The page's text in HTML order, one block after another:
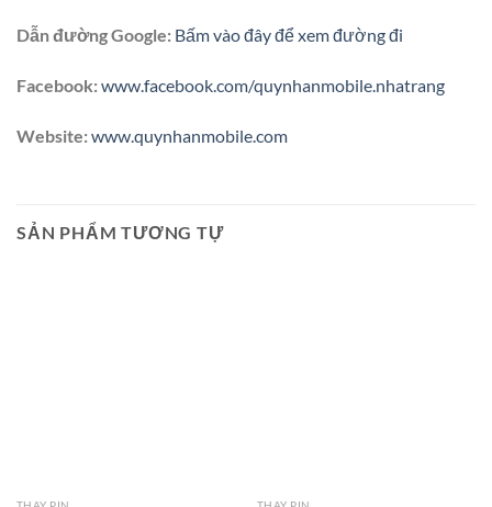
Dẫn đường Google: Bấm vào đây để xem đường đi
Facebook:www.facebook.com/quynhanmobile.nhatrang
Website:www.quynhanmobile.com
SẢN PHẨM TƯƠNG TỰ